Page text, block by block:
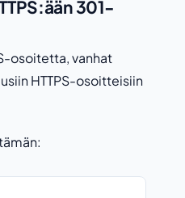
301-
osoitetta, vanhat
HTTPS-osoitteisiin